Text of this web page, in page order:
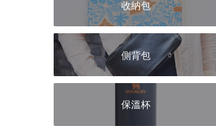
收納包
側背包
保溫杯